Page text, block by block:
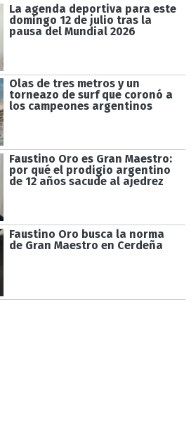
La agenda deportiva para este
domingo 12 de julio tras la
pausa del Mundial 2026
Olas de tres metros y un
torneazo de surf que coronó a
los campeones argentinos
Faustino Oro es Gran Maestro:
por qué el prodigio argentino
de 12 años sacude al ajedrez
Faustino Oro busca la norma
de Gran Maestro en Cerdeña